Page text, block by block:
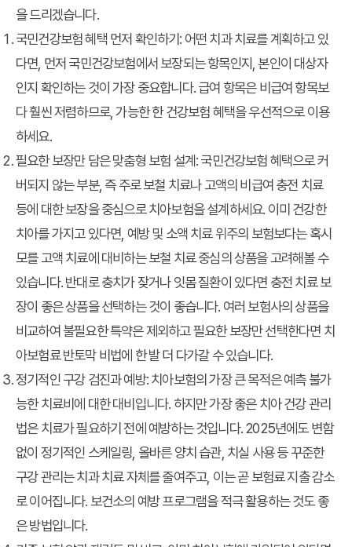
을 드리겠습니다.
국민건강보험 혜택 먼저 확인하기 : 어떤 치과 치료를 계획하고 있
다면, 먼저 국민건강보험에서 보장되는 항목인지, 본인이 대상자
인지 확인하는 것이 가장 중요합니다. 급여 항목은 비급여 항목보
다 훨씬 저렴하므로, 가능한 한 건강보험 혜택을 우선적으로 이용
하세요.
필요한 보장만 담은 맞춤형 보험 설계 : 국민건강보험 혜택으로 커
버되지 않는 부분, 즉 주로 보철 치료나 고액의 비급여 충전 치료
등에 대한 보장을 중심으로 치아보험을 설계하세요. 이미 건강한
치아를 가지고 있다면, 예방 및 소액 치료 위주의 보험보다는 혹시
모를 고액 치료에 대비하는 보철 치료 중심의 상품을 고려해볼 수
있습니다. 반대로 충치가 잦거나 잇몸 질환이 있다면 충전 치료 보
장이 좋은 상품을 선택하는 것이 좋습니다. 여러 보험사의 상품을
비교하여 불필요한 특약은 제외하고 필요한 보장만 선택한다면 치
아보험료 반토막 비법에 한 발 더 다가갈 수 있습니다.
정기적인 구강 검진과 예방: 치아보험의 가장 큰 목적은 예측 불가
능한 치료비에 대한 대비입니다. 하지만 가장 좋은 치아 건강 관리
법은 치료가 필요하기 전에 예방하는 것입니다. 2025년에도 변함
없이 정기적인 스케일링, 올바른 양치 습관, 치실 사용 등 꾸준한
구강 관리는 치과 치료 자체를 줄여주고, 이는 곧 보험료 지출 감소
로 이어집니다. 보건소의 예방 프로그램을 적극 활용하는 것도 좋
은 방법입니다.